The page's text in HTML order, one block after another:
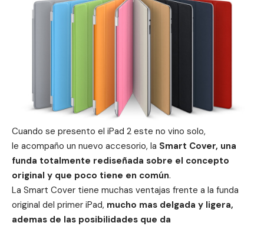
Cuando se presento el iPad 2 este no vino solo,
le acompaño un nuevo accesorio, la Smart Cover, una
funda totalmente rediseñada sobre el concepto
original y que poco tiene en común.
La Smart Cover tiene muchas ventajas frente a la funda
original del primer iPad, mucho mas delgada y ligera,
ademas de las posibilidades que da